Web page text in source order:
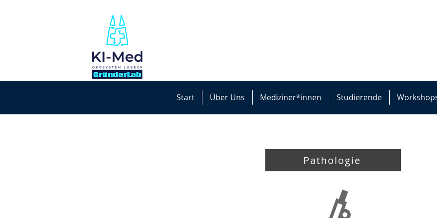
Start Über Uns Mediziner*innen Studierende
Pathologie